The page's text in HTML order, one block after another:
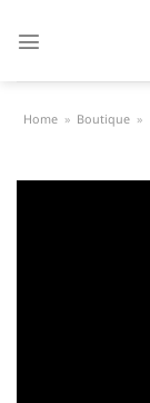
Home » Boutique »